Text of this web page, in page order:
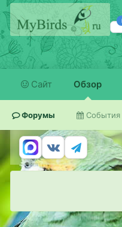
Сайт Обзор
Форумы События